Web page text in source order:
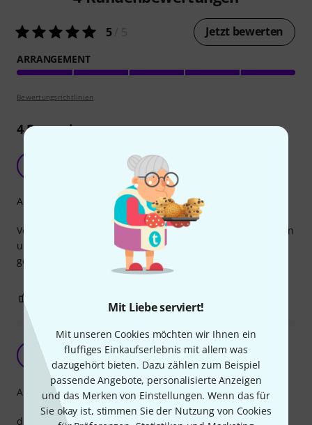
Mit Liebe serviert!
Mit unseren Cookies möchten wir Ihnen ein
fluffiges Einkaufserlebnis mit allem was
dazugehört bieten. Dazu zählen zum Beispiel
passende Angebote, personalisierte Anzeigen
und das Merken von Einstellungen. Wenn das für
Sie okay ist, stimmen Sie der Nutzung von Cookies
5/ 5 Jetzt bewerten
ARRANGEMENT
Bewertungsrichtlinien
4Rezensionen
Agnes A. 18.11.2020
Von mir viel und gern benutzt . Mit anderen spontan singen
und musizieren wird einem mit diesem Buch sehr leicht
gemacht.
Arrangement
tolle lieder
logo 04.12.2018
die lieder sind toll zu spielen macht richtig spass
Arrangement